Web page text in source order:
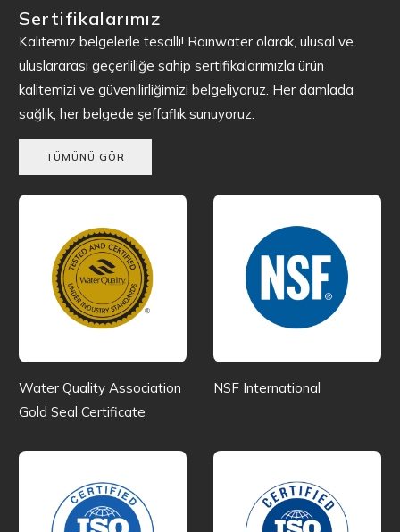
Sertifikalarımız
Kalitemiz belgelerle tescilli! Rainwater olarak, ulusal ve
uluslararası geçerliliğe sahip sertifikalarımızla ürün
kalitemizi ve güvenilirliğimizi belgeliyoruz. Her damlada
sağlık, her belgede şeffaflık sunuyoruz.
TÜMÜNÜ GÖR
Water Quality Association
Gold Seal Certificate
NSF International